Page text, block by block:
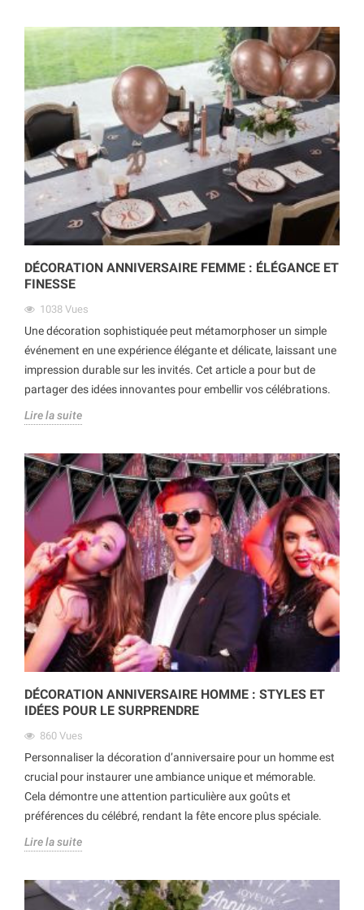
DÉCORATION ANNIVERSAIRE FEMME : ÉLÉGANCE ET
FINESSE
1038 Vues
Une décoration sophistiquée peut métamorphoser un simple
événement en une expérience élégante et délicate, laissant une
impression durable sur les invités. Cet article a pour but de
partager des idées innovantes pour embellir vos célébrations.
Lire la suite
DÉCORATION ANNIVERSAIRE HOMME : STYLES ET
IDÉES POUR LE SURPRENDRE
860 Vues
Personnaliser la décoration d’anniversaire pour un homme est
crucial pour instaurer une ambiance unique et mémorable.
Cela démontre une attention particulière aux goûts et
préférences du célébré, rendant la fête encore plus spéciale.
Lire la suite